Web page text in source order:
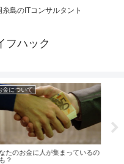
島のITコンサルタント
フハック
金について
たのお金に人が集まっているの
？